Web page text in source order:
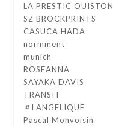
LA PRESTIC OUISTON
SZ BROCKPRINTS
CASUCA HADA
normment
munich
ROSEANNA
SAYAKA DAVIS
TRANSIT
＃LANGELIQUE
Pascal Monvoisin